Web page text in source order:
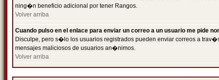
ning�n beneficio adicional por tener Rangos.
Volver arriba
Cuando pulso en el enlace para enviar un correo a un usuario me pide
Disculpe, pero s�lo los usuarios registrados pueden enviar correos a
mensajes maliciosos de usuarios an�nimos.
Volver arriba